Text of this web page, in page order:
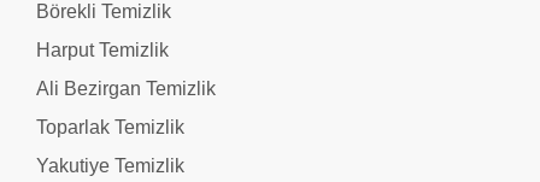
Börekli Temizlik
Harput Temizlik
Ali Bezirgan Temizlik
Toparlak Temizlik
Yakutiye Temizlik